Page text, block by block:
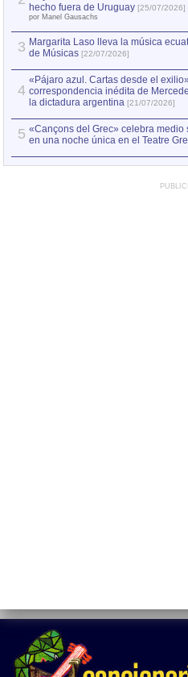
hecho fuera de Uruguay [25/07/2026]
por Manel Gausachs
3 Margarita Laso lleva la música
de Músicas [22/07/2026]
4
«Pájaro azul. Cartas desde el
correspondencia inédita de
la dictadura argentina [21/07/2026]
5 «Cançons del Grec» celebra medio
en una noche única en el Teatre